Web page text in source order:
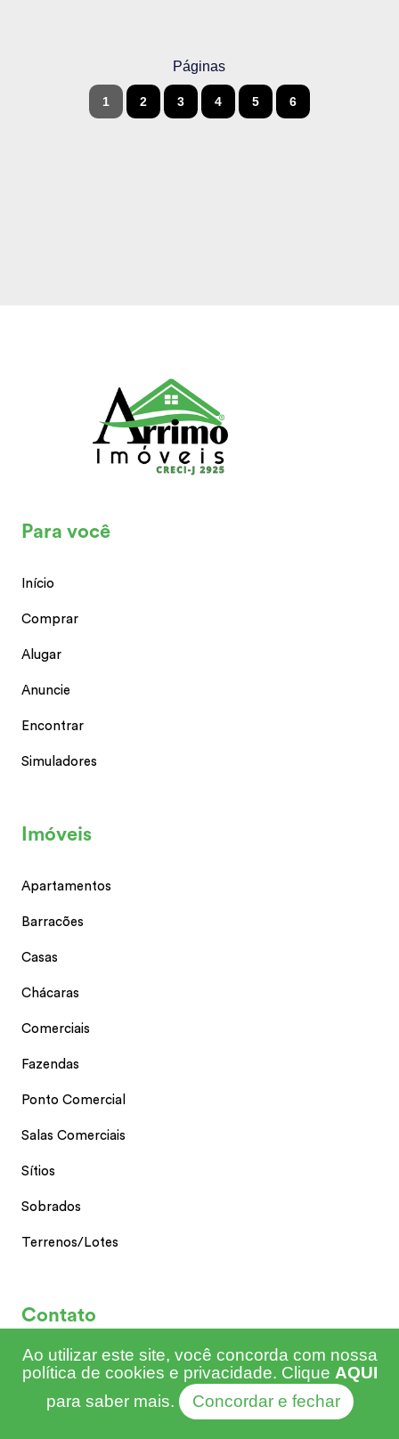
Ao utilizar este site, você concorda com nossa
política de cookies e privacidade. Clique AQUI
para saber mais.
Concordar e fechar
Páginas
1 2 3 4 5 6
Para você
Início
Comprar
Alugar
Anuncie
Encontrar
Simuladores
Imóveis
Apartamentos
Barracões
Casas
Chácaras
Comerciais
Fazendas
Ponto Comercial
Salas Comerciais
Sítios
Sobrados
Terrenos/Lotes
Contato
(69) 9 9325-8277
(69) 9 9237-8987